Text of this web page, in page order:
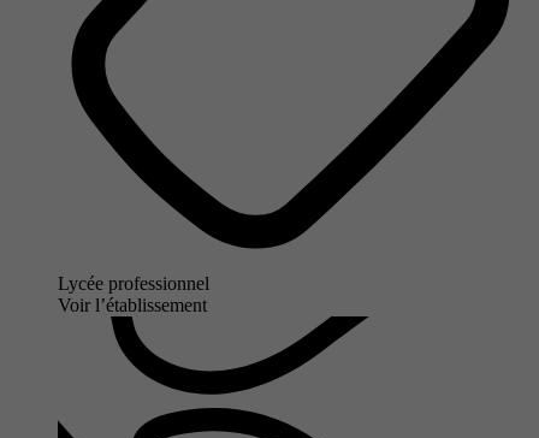
Lycée professionnel
Voir l’établissement